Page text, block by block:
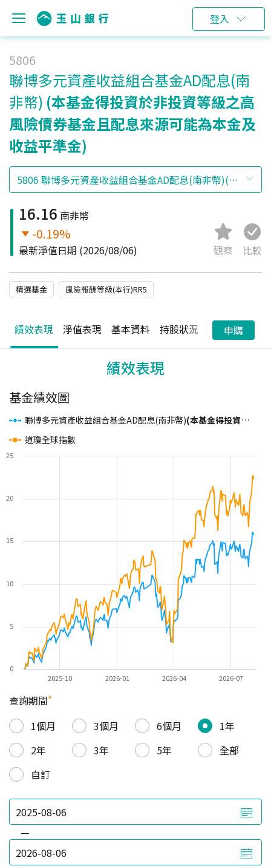
登入
5806
聯博多元資產收益組合基金AD配息(南
非幣) (本基金得投資於非投資等級之高
風險債券基金且配息來源可能為本金及
收益平準金)
16.16 南非幣
-0.19%
最新淨值日期 (2026/08/06) 觀察 比較
精選基金 風險報酬等級(本行)RR5
績效表現 淨值表現 基本資料 持股狀況 配息狀況
申購
績效表現
基金績效圖
聯博多元資產收益組合基金AD配息(南非幣)(本基金得投資於非投資等級之高風險債券基金且配息來源可能為本金及收益平準金)
道瓊全球指數
2025-10 2026-01 2026-04 2026-07
0
5
10
15
20
25
查詢期間*
1個月
3個月 6個月
1年
2年
3年 5年
全部
自訂
—